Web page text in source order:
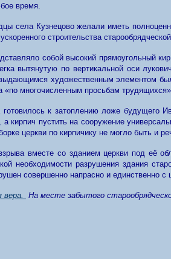
время.
села Кузнецово желали иметь
строительства
собой высокий прямоугольный
вытянутую по вертикальной оси
художественным элементом
«по многочисленным просьбам
готовилось к затоплению ложе
а кирпич пустить на сооружение
церкви по кирпичику не могло быть
вместе со зданием церкви под её
необходимости разрушения здания
совершенно напрасно и единственно с
вера. На месте забытого